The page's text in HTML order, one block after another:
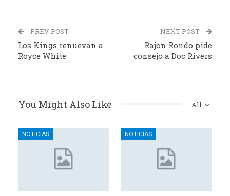
PREV POST
Los Kings renuevan a
Royce White
NEXT POST
Rajon Rondo pide
consejo a Doc Rivers
All
You Might Also Like
NOTICIAS NOTICIAS